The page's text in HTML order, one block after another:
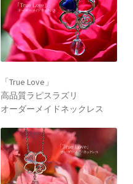
「True Love」
高品質ラピスラズリ
オーダーメイドネックレス